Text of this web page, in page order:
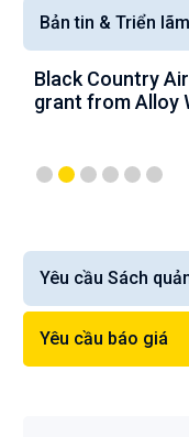
Bản tin & Triển
Black Country
grant from Alloy
Yêu cầu Sách
Yêu cầu báo giá